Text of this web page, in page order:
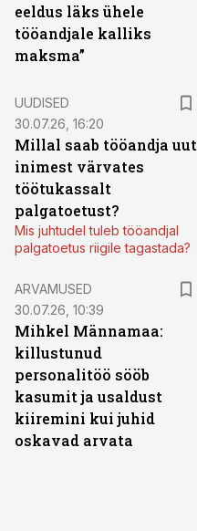
eeldus läks ühele
tööandjale kalliks
maksma”
UUDISED
30.07.26, 16:20
Millal saab tööandja uut
inimest värvates
töötukassalt
palgatoetust?
Mis juhtudel tuleb tööandjal
palgatoetus riigile tagastada?
ARVAMUSED
30.07.26, 10:39
Mihkel Männamaa:
killustunud
personalitöö sööb
kasumit ja usaldust
kiiremini kui juhid
oskavad arvata